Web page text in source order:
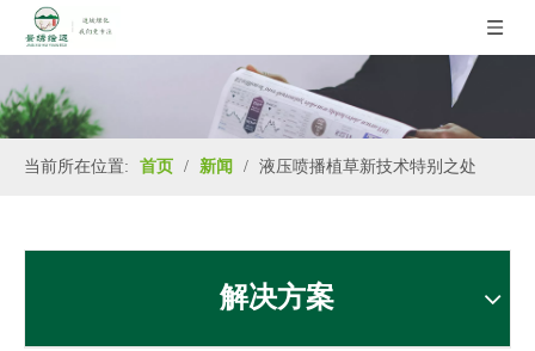
当前所在位置: 首页 / 新闻 / 液压喷播植草新技术特别之处
解决方案